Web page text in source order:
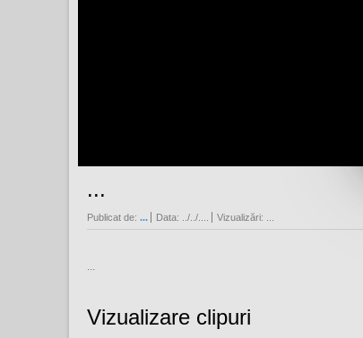
...
Publicat de: ... Data: ../../.... Vizualizări:
...
Vizualizare clipuri